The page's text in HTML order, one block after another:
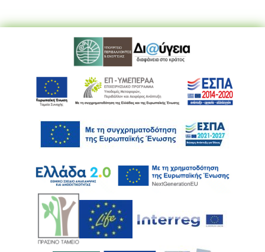
Ακολουθήστε μας